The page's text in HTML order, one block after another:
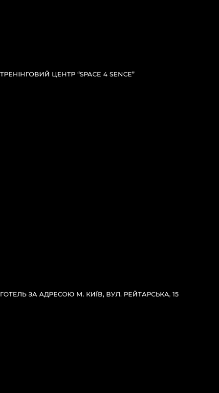
ТРЕНІНГОВИЙ ЦЕНТР “SPACE 4 SENCE”
ГОТЕЛЬ ЗА АДРЕСОЮ М. КИЇВ, ВУЛ. РЕЙТАРСЬКА, 15